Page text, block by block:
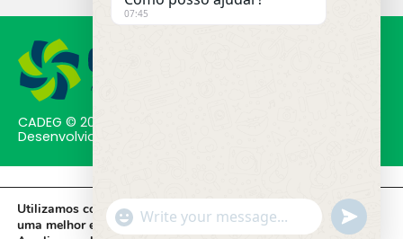
CADEG © 2023 - Todos os direitos reservados.
Desenvolvido por Molin Space.
Utilizamos cookies em nosso site, que nos ajudam a oferecer
uma melhor experiência de navegação.
07:45
"+chaty_settings.lang.emoji_picker+"
WhatsApp Message